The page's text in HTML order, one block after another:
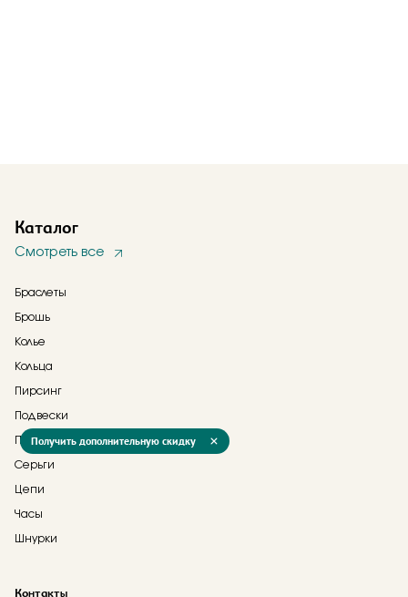
Каталог
Смотреть все
Браслеты
Брошь
Колье
Кольца
Пирсинг
Подвески
Прочее
Серьги
Цепи
Часы
Шнурки
Контакты
Получить дополнительную скидку